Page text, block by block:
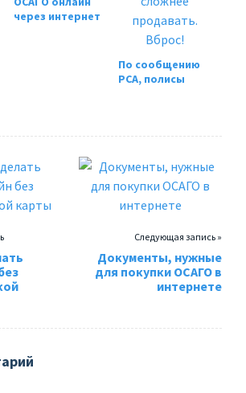
через интернет
По сообщению
РСА, полисы
продавать.
Следующая запись »
Документы, нужные
для покупки ОСАГО в
интернете